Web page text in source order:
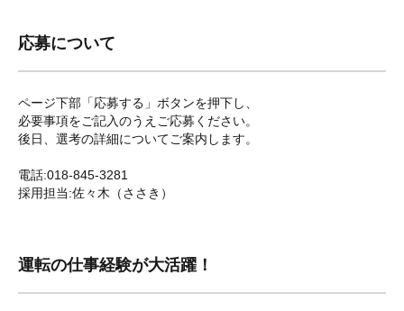
応募について
ページ下部「応募する」ボタンを押下し、
必要事項をご記入のうえご応募ください。
後日、選考の詳細についてご案内します。
電話:018-845-3281
採用担当:佐々木（ささき）
運転の仕事経験が大活躍！